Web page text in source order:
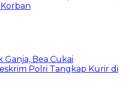
Ganja, Bea Cukai
Polri Tangkap Kurir di